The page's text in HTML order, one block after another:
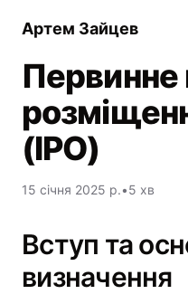
Артем Зайцев
Первинне
(IPO)
15 січня 2025 р.•5 хв
Вступ та
визначення